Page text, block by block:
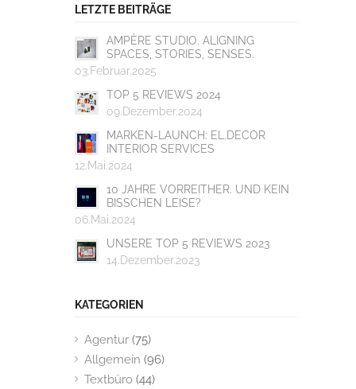
LETZTE BEITRÄGE
AMPÈRE STUDIO. ALIGNING
SPACES, STORIES, SENSES.
03.Februar.2025
TOP 5 REVIEWS 2024
09.Dezember.2024
MARKEN-LAUNCH: EL.DECOR
INTERIOR SERVICES
12.Mai.2024
10 JAHRE VORREITHER. UND KEIN
BISSCHEN LEISE?
06.Mai.2024
UNSERE TOP 5 REVIEWS 2023
14.Dezember.2023
KATEGORIEN
Agentur (75)
Allgemein (96)
Textbüro (44)